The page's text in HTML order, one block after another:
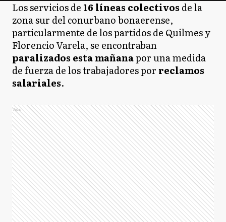
Los servicios de 16 líneas colectivosde la
zona sur del conurbano bonaerense,
particularmente de los partidos de Quilmes y
Florencio Varela, se encontraban
paralizados esta mañanapor una medida
de fuerza de los trabajadores por reclamos
salariales.
Ads